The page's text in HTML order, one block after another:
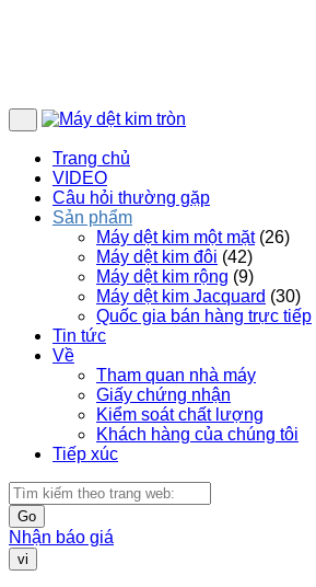
Trang chủ
VIDEO
Câu hỏi thường gặp
Sản phẩm
Máy dệt kim một mặt(26)
Máy dệt kim đôi (42)
Máy dệt kim rộng (9)
Máy dệt kim Jacquard (30)
Quốc gia bán hàng trực tiếp
Tin tức
Về
Tham quan nhà máy
Giấy chứng nhận
Kiểm soát chất lượng
Khách hàng của chúng tôi
Tiếp xúc
Go
Nhận báo giá
vi